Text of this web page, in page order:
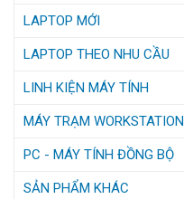
LAPTOP MỚI
LAPTOP THEO NHU CẦU
LINH KIỆN MÁY TÍNH
MÁY TRẠM WORKSTATION
PC - MÁY TÍNH ĐỒNG BỘ
SẢN PHẨM KHÁC